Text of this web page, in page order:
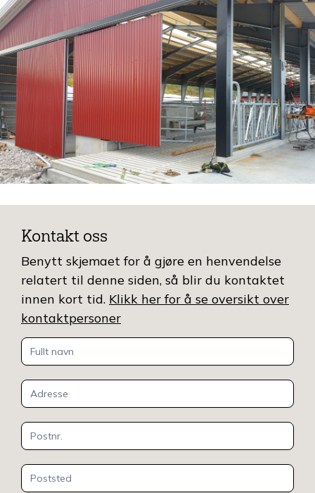
Kontakt oss
Benytt skjemaet for å gjøre en henvendelse
relatert til denne siden, så blir du kontaktet
innen kort tid. Klikk her for å se oversikt over
kontaktpersoner
Kontakt
oss